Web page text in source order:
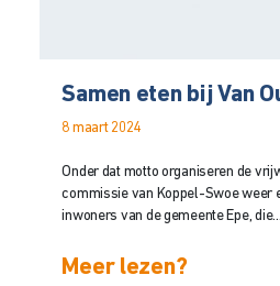
Samen eten bij Van
8 maart 2024
Onder dat motto organiseren de
commissie van Koppel-Swoe weer
inwoners van de gemeente Epe, die...
Meer lezen?